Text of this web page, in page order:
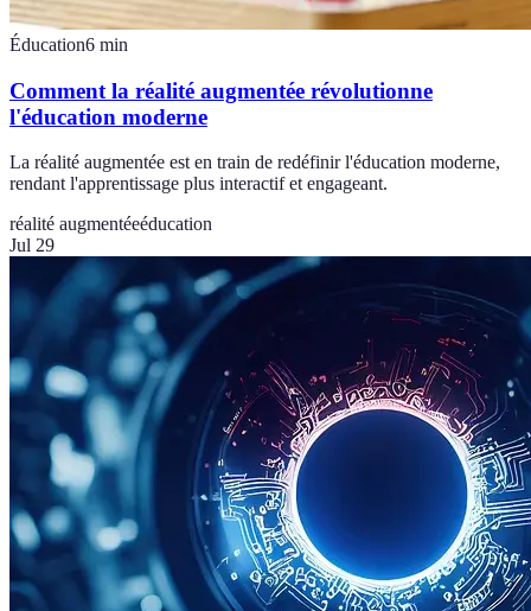
Éducation6 min
Comment la réalité augmentée révolutionne
l'éducation moderne
La réalité augmentée est en train de redéfinir l'éducation moderne,
rendant l'apprentissage plus interactif et engageant.
réalité augmentéeéducation
Jul 29